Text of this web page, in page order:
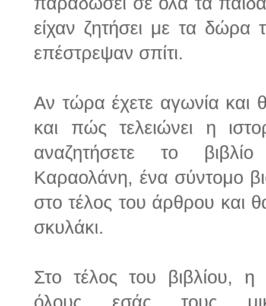
είχαν ζητήσει με τα δώρα
επέστρεψαν σπίτι.
Αν τώρα έχετε αγωνία και
και πώς τελειώνει η
αναζητήσετε το
Καραολάνη, ένα σύντομο
στο τέλος του άρθρου και
σκυλάκι.
Στο τέλος του βιβλίου, η
όλους εσάς τους